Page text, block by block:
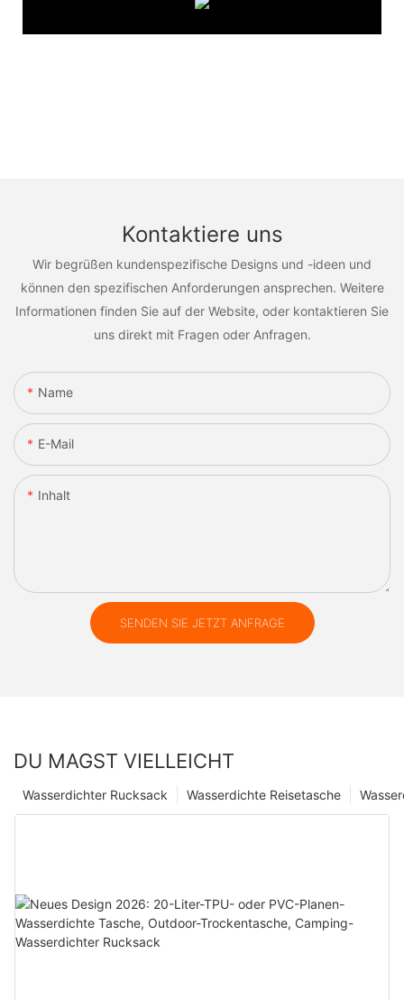
Kontaktiere uns
Wir begrüßen kundenspezifische Designs und -ideen und
können den spezifischen Anforderungen ansprechen. Weitere
Informationen finden Sie auf der Website, oder kontaktieren Sie
uns direkt mit Fragen oder Anfragen.
Name
E-Mail
Inhalt
SENDEN SIE JETZT ANFRAGE
DU MAGST VIELLEICHT
Wasserdichte Reisetasche
Wasserdichter Rucksack